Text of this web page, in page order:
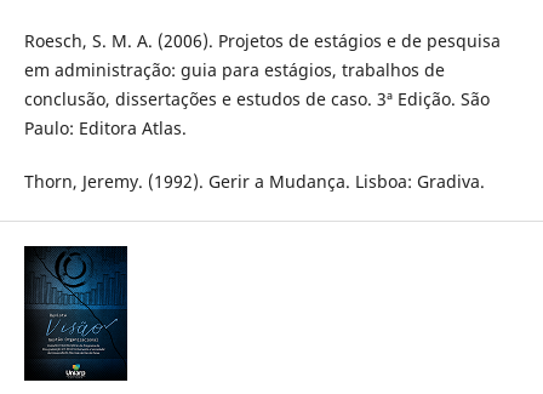
Roesch, S. M. A. (2006). Projetos de estágios e de pesquisa
em administração: guia para estágios, trabalhos de
conclusão, dissertações e estudos de caso. 3ª Edição. São
Paulo: Editora Atlas.
Thorn, Jeremy. (1992). Gerir a Mudança. Lisboa: Gradiva.